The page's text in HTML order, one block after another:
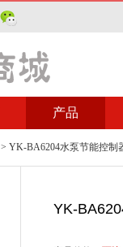
产品
> YK-BA6204水泵节能控制
YK-